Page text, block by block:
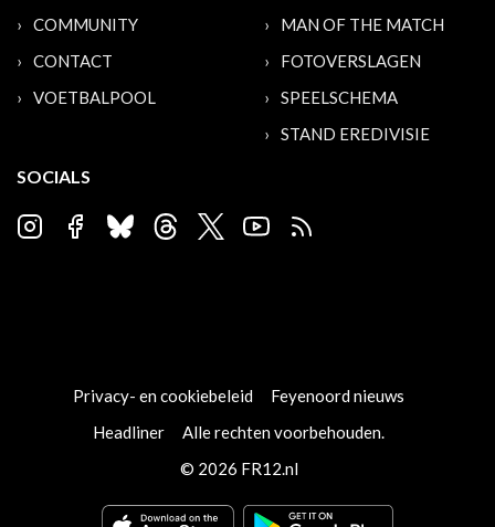
COMMUNITY
CONTACT
VOETBALPOOL
MAN OF THE MATCH
FOTOVERSLAGEN
SPEELSCHEMA
STAND EREDIVISIE
SOCIALS
Privacy- en cookiebeleid
Feyenoord nieuws
Headliner
Alle rechten voorbehouden.
© 2026 FR12.nl